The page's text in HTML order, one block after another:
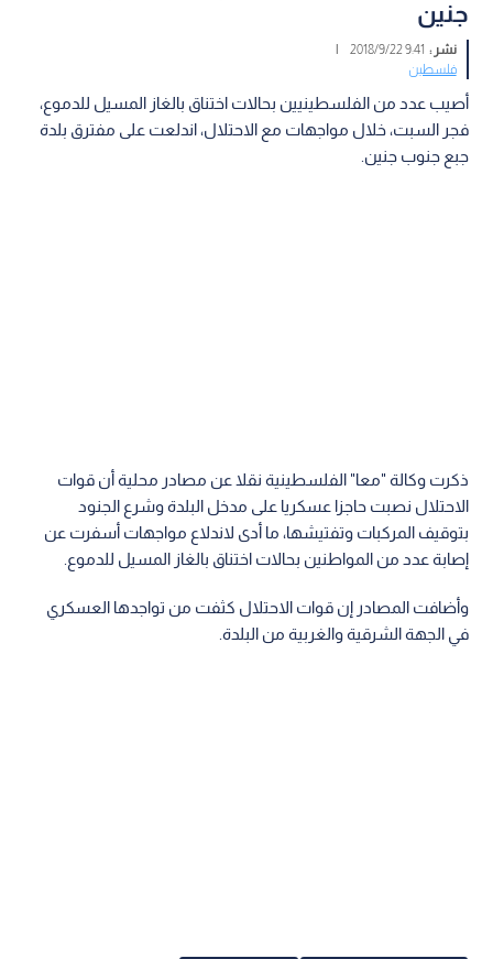
جنين
نشر : 9:41 2018/9/22
|
فلسطين
أصيب عدد من الفلسطينيين بحالات اختناق بالغاز المسيل للدموع،
فجر السبت، خلال مواجهات مع الاحتلال، اندلعت على مفترق بلدة
جبع جنوب جنين.
ذكرت وكالة "معا" الفلسطينية نقلا عن مصادر محلية أن قوات
الاحتلال نصبت حاجزا عسكريا على مدخل البلدة وشرع الجنود
بتوقيف المركبات وتفتيشها، ما أدى لاندلاع مواجهات أسفرت عن
إصابة عدد من المواطنين بحالات اختناق بالغاز المسيل للدموع.
وأضافت المصادر إن قوات الاحتلال كثفت من تواجدها العسكري
في الجهة الشرقية والغربية من البلدة.